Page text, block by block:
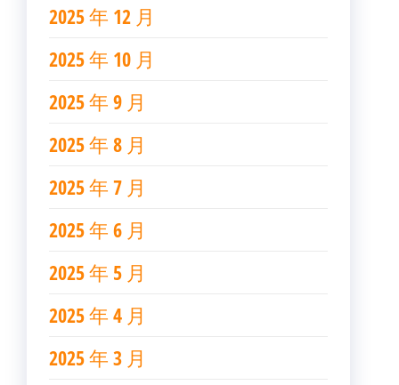
2025 年 12 月
2025 年 10 月
2025 年 9 月
2025 年 8 月
2025 年 7 月
2025 年 6 月
2025 年 5 月
2025 年 4 月
2025 年 3 月